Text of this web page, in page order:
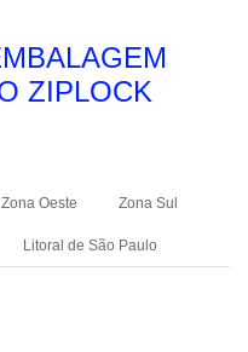
ZIPLOCK
Zona Oeste Zona Sul
Litoral de São Paulo